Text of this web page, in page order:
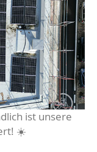
ist unsere
☀️